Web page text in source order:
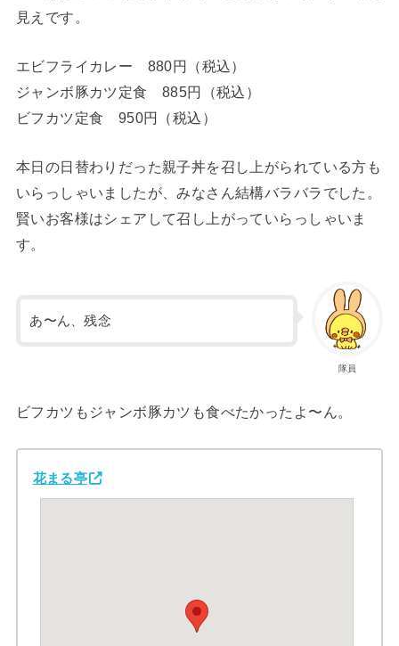
見えです。
エビフライカレー 880円（税込）
ジャンボ豚カツ定食 885円（税込）
ビフカツ定食 950円（税込）
本日の日替わりだった親子丼を召し上がられている方も
いらっしゃいましたが、みなさん結構バラバラでした。
賢いお客様はシェアして召し上がっていらっしゃいま
す。
隊員
あ〜ん、残念
ビフカツもジャンボ豚カツも食べたかったよ〜ん。
花まる亭